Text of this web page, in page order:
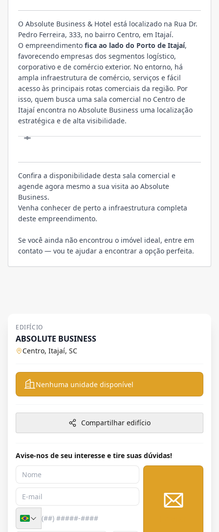
O Absolute Business & Hotel está localizado na Rua Dr.
Pedro Ferreira, 333, no bairro Centro, em Itajaí.
O empreendimento fica ao lado do Porto de Itajaí,
favorecendo empresas dos segmentos logístico,
corporativo e de comércio exterior. No entorno, há
ampla infraestrutura de comércio, serviços e fácil
acesso às principais rotas comerciais da região. Por
isso, quem busca uma sala comercial no Centro de
Itajaí encontra no Absolute Business uma localização
estratégica e de alta visibilidade.
Confira a disponibilidade desta sala comercial e
agende agora mesmo a sua visita ao Absolute
Business.
Venha conhecer de perto a infraestrutura completa
deste empreendimento.
Se você ainda não encontrou o imóvel ideal, entre em
contato — vou te ajudar a encontrar a opção perfeita.
EDIFÍCIO
ABSOLUTE BUSINESS
Centro, Itajaí, SC
Nenhuma unidade disponível
Compartilhar edifício
Avise-nos de seu interesse e tire suas dúvidas!